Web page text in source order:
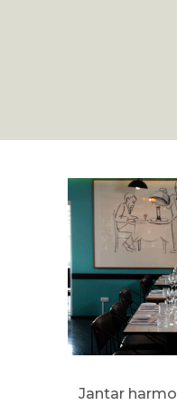
Jantar